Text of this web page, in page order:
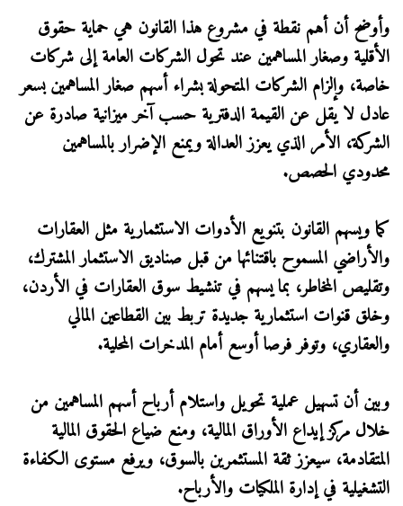
وأوضح أن أهم نقطة في مشروع هذا القانون هي حماية حقوق
الأقلية وصغار المساهمين عند تحول الشركات العامة إلى شركات
خاصة، وإلزام الشركات المتحولة بشراء أسهم صغار المساهمين بسعر
عادل لا يقل عن القيمة الدفترية حسب آخر ميزانية صادرة عن
الشركة، الأمر الذي يعزز العدالة ويمنع الإضرار بالمساهمين
محدودي الحصص.
كما ويسهم القانون بتنويع الأدوات الاستثمارية مثل العقارات
والأراضي المسموح باقتنائها من قبل صناديق الاستثمار المشترك،
وتقليص المخاطر، بما يسهم في تنشيط سوق العقارات في الأردن،
وخلق قنوات استثمارية جديدة تربط بين القطاعين المالي
والعقاري، وتوفر فرصا أوسع أمام المدخرات المحلية.
وبين أن تسهيل عملية تحويل واستلام أرباح أسهم المساهمين من
خلال مركز إيداع الأوراق المالية، ومنع ضياع الحقوق المالية
المتقادمة، سيعزز ثقة المستثمرين بالسوق، ويرفع مستوى الكفاءة
التشغيلية في إدارة الملكيات والأرباح.